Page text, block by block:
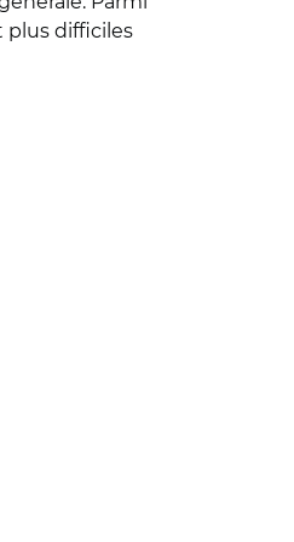
plus difficiles